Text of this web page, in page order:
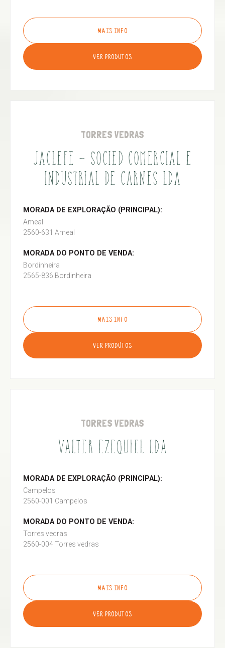
MAIS INFO
VER PRODUTOS
TORRES VEDRAS
JACLEFE - SOCIED COMERCIAL E
INDUSTRIAL DE CARNES LDA
MORADA DE EXPLORAÇÃO (PRINCIPAL):
Ameal
2560-631 Ameal
MORADA DO PONTO DE VENDA:
Bordinheira
2565-836 Bordinheira
MAIS INFO
VER PRODUTOS
TORRES VEDRAS
VALTER EZEQUIEL LDA
MORADA DE EXPLORAÇÃO (PRINCIPAL):
Campelos
2560-001 Campelos
MORADA DO PONTO DE VENDA:
Torres vedras
2560-004 Torres vedras
MAIS INFO
VER PRODUTOS